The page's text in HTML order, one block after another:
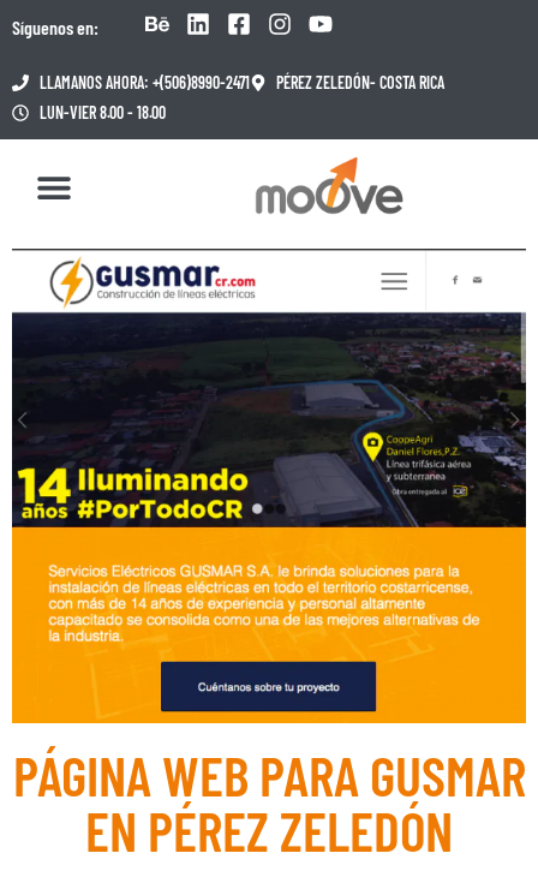
Síguenos en:
LLAMANOS AHORA: +(506)8990-2471
PÉREZ ZELEDÓN- COSTA RICA
LUN-VIER 8.00 - 18.00
PÁGINA WEB PARA GUSMAR
EN PÉREZ ZELEDÓN